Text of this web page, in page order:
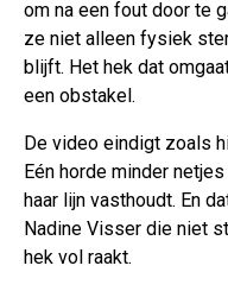
om na een fout door te
ze niet alleen fysiek
blijft. Het hek dat
een obstakel.
De video eindigt zoals
Eén horde minder
haar lijn vasthoudt. En
Nadine Visser die niet
hek vol raakt.